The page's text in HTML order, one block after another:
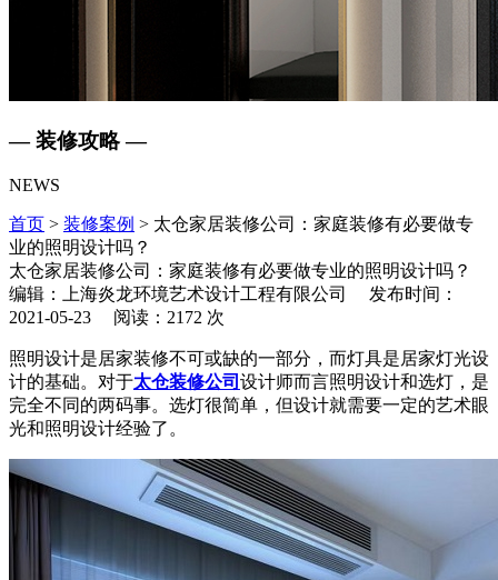
— 装修攻略 —
NEWS
首页 > 装修案例 > 太仓家居装修公司：家庭装修有必要做专
业的照明设计吗？
太仓家居装修公司：家庭装修有必要做专业的照明设计吗？
编辑：上海炎龙环境艺术设计工程有限公司 发布时间：
2021-05-23 阅读：2172 次
照明设计是居家装修不可或缺的一部分，而灯具是居家灯光设
计的基础。对于太仓装修公司 设计师而言照明设计和选灯，是
完全不同的两码事。选灯很简单，但设计就需要一定的艺术眼
光和照明设计经验了。